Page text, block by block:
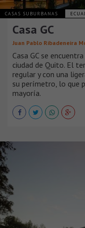
CASAS SUBURBANAS
Casa GC
Juan Pablo Ribadeneira
Casa GC se
ciudad de Quito. El
regular y con una
su perímetro, lo que
mayoría.